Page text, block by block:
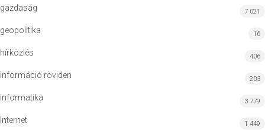
gazdaság 7 021
geopolitika 16
hírközlés 406
információ röviden 203
informatika 3 779
Internet 1 449